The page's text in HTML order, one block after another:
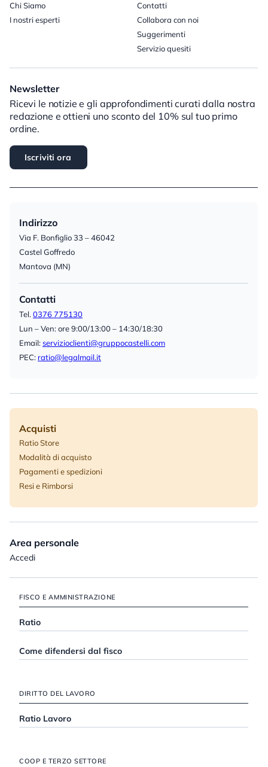
Chi Siamo
I nostri esperti
Contatti
Collabora con noi
Suggerimenti
Servizio quesiti
Newsletter
Ricevi le notizie e gli approfondimenti curati dalla nostra
redazione e ottieni uno sconto del 10% sul tuo primo
ordine.
Iscriviti ora
Indirizzo
Via F. Bonfiglio 33 – 46042
Castel Goffredo
Mantova (MN)
Contatti
Tel. 0376 775130
Lun – Ven: ore 9:00/13:00 – 14:30/18:30
Email:servizioclienti@gruppocastelli.com
PEC: ratio@legalmail.it
Acquisti
Ratio Store
Modalità di acquisto
Pagamenti e spedizioni
Resi e Rimborsi
Area personale
Accedi
FISCO E AMMINISTRAZIONE
Ratio
Come difendersi dal fisco
DIRITTO DEL LAVORO
Ratio Lavoro
COOP E TERZO SETTORE